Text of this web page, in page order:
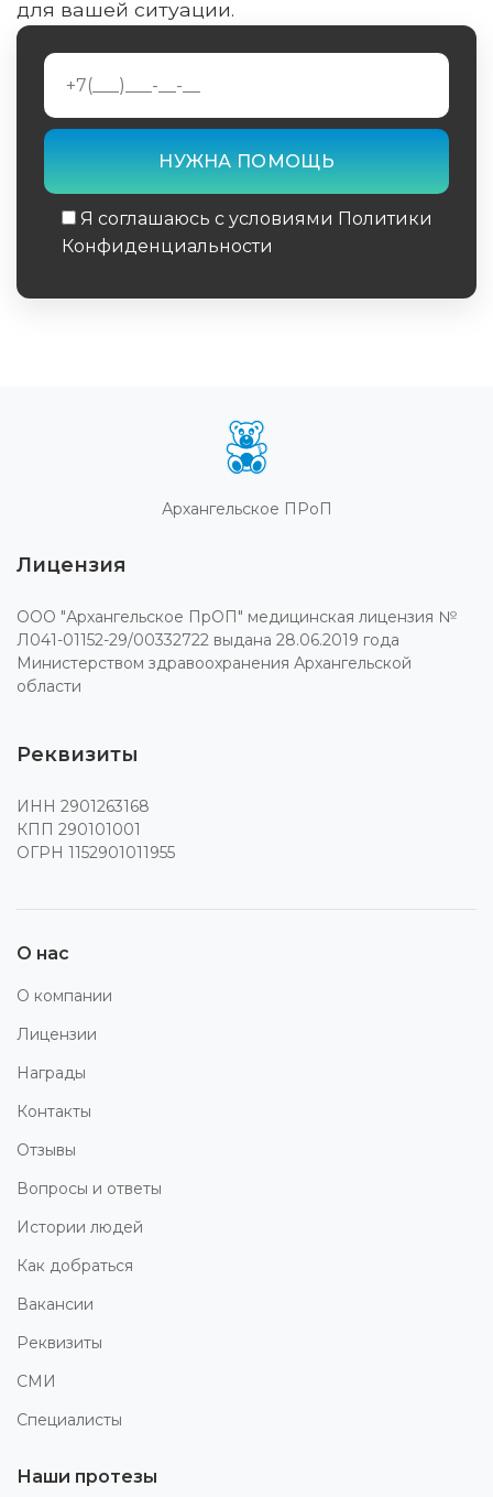
для вашей ситуации.
Я соглашаюсь с условиями Политики
Конфиденциальности
Архангельское ПРоП
Лицензия
ООО "Архангельское ПрОП" медицинская лицензия №
Л041-01152-29/00332722 выдана 28.06.2019 года
Министерством здравоохранения Архангельской
области
Реквизиты
ИНН 2901263168
КПП 290101001
ОГРН 1152901011955
О нас
О компании
Лицензии
Награды
Контакты
Отзывы
Вопросы и ответы
Истории людей
Как добраться
Вакансии
Реквизиты
СМИ
Специалисты
Наши протезы